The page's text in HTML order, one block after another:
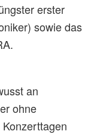
erster
sowie das
an
ohne